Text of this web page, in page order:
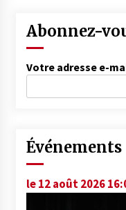
Abonnez-
Votre adresse e-
Événements
le 12 août 2026